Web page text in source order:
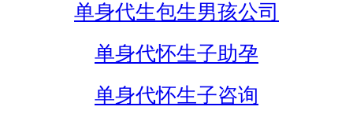
单身代生包生男孩公司
单身代怀生子助孕
单身代怀生子咨询